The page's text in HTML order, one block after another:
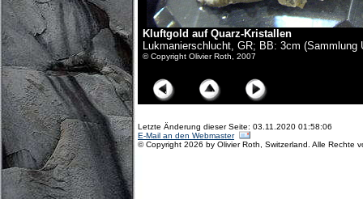
Kluftgold auf Quarz-Kristallen
Lukmanierschlucht, GR; BB: 3cm (Sammlung
© Copyright Olivier Roth, 2007
Letzte Änderung dieser Seite: 03.11.2020 01:58:06
E-Mail an den Webmaster
© Copyright 2026 by Olivier Roth, Switzerland. Alle Rechte